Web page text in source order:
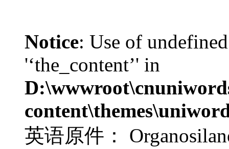
Notice: Use of
'‘the_content’' in
英语原件：